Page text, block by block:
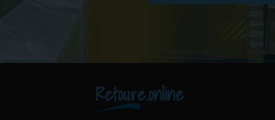
Retoure.online